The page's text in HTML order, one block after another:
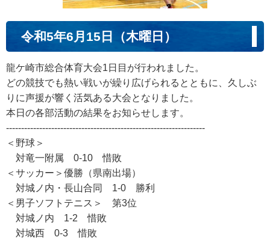
令和5年6月15日（木曜日）
龍ケ崎市総合体育大会1日目が行われました。
どの競技でも熱い戦いが繰り広げられるとともに、久しぶ
りに声援が響く活気ある大会となりました。
本日の各部活動の結果をお知らせします。
------------------------------------------------------------------
＜野球＞
対竜一附属 0-10 惜敗
＜サッカー＞優勝（県南出場）
対城ノ内・長山合同 1-0 勝利
＜男子ソフトテニス＞ 第3位
対城ノ内 1-2 惜敗
対城西 0-3 惜敗